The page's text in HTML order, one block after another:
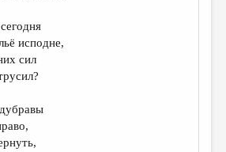
исподне,
сил